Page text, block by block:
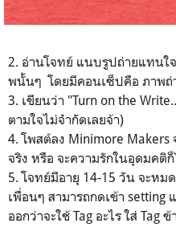
2. อ่านโจทย์ แนบรูปถ่ายแทนใจ
พนั้นๆ โดยมีคอนเซ็ปคือ ภา
3. เขียนว่า "Turn on the
ตามใจไม่จำกัดเลยจ้า)
4. โพสต์ลง Minimore Makers
จริง หรือ จะความรักในอุดม
5. โจทย์มีอายุ 14-15 วัน จะหม
เพื่อนๆ สามารถกดเข้า setting
ออกว่าจะใช้ Tag อะไร ใส่ Tag